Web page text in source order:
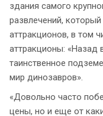
здания самого
развлечений,
аттракционов, в том
аттракционы: «Назад
таинственное
мир динозавров».
«Довольно часто
цены, но и еще от